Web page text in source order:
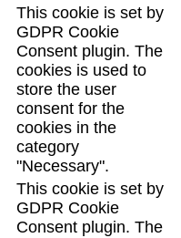
This cookie is set by
GDPR Cookie
Consent plugin. The
cookies is used to
store the user
consent for the
cookies in the
category
"Necessary".
This cookie is set by
GDPR Cookie
Consent plugin. The